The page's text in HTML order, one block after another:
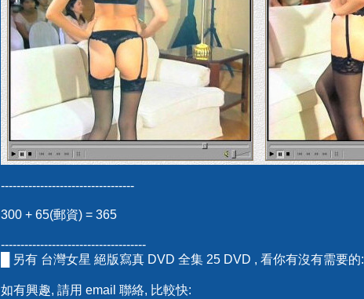
----------------------------------
300 + 65(郵資) = 365
-------------------------------------
█ 另有 台灣女星 絕版寫真 DVD 全集 25 DVD , 看你有沒有需要的:
如有興趣, 請用 email 聯絡, 比較快: